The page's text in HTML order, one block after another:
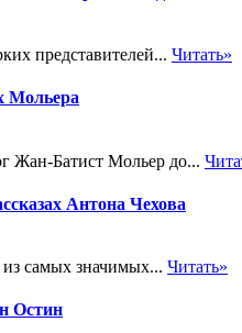
представителей... Читать»
Мольера
Жан-Батист Мольер до...
Антона Чехова
самых значимых... Читать»
Остин